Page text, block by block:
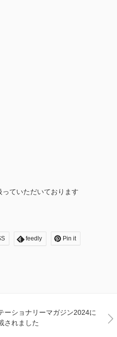
ていただいております
feedly Pin it
ーショナリーマガジン2024に
されました